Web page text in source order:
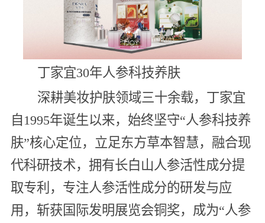
丁家宜30年人参科技养肤
深耕美妆护肤领域三十余载，丁家宜
自1995年诞生以来，始终坚守“人参科技养
肤”核心定位，立足东方草本智慧，融合现
代科研技术，拥有长白山人参活性成分提
取专利，专注人参活性成分的研发与应
用，斩获国际发明展览会铜奖，成为“人参